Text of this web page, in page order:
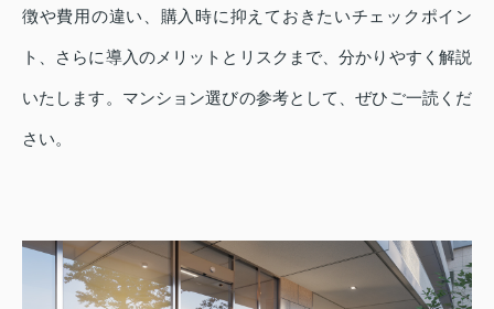
徴や費用の違い、購入時に抑えておきたいチェックポイン
ト、さらに導入のメリットとリスクまで、分かりやすく解説
いたします。マンション選びの参考として、ぜひご一読くだ
さい。